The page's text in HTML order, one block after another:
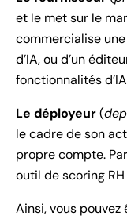
et le met sur le
commercialise
d’IA, ou d’un
fonctionnalités
Le déployeur(
le cadre de son
propre compte.
outil de scoring
Ainsi, vous